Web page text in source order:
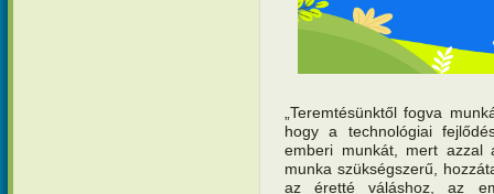
„Teremtésünktől fogva
hogy a technológiai
emberi munkát, mert azzal
munka szükségszerű,
az éretté váláshoz, az